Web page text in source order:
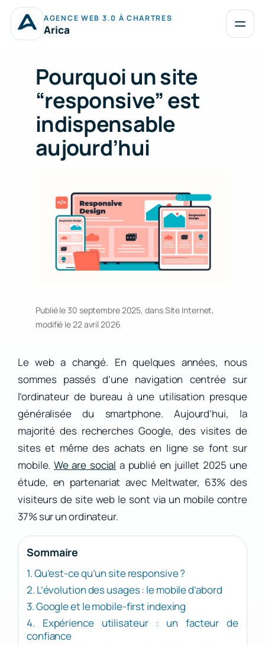
Aller
contenu
AGENCE WEB 3.0 À CHARTRES
Arica
Ouvrir
Pourquoi un site
“responsive” est
indispensable
aujourd’hui
Publié le 30 septembre 2025, dansSite Internet,
modifié le 22 avril 2026
Le web a changé. En quelques années, nous
sommes passés d’une navigation centrée sur
l’ordinateur de bureau à une utilisation presque
généralisée du smartphone. Aujourd’hui, la
majorité des recherches Google, des visites de
sites et même des achats en ligne se font sur
mobile. We are social a publié en juillet 2025 une
étude, en partenariat avec Meltwater, 63% des
visiteurs de site web le sont via un mobile contre
37% sur un ordinateur.
Sommaire
1. Qu’est-ce qu’un site responsive ?
2. L’évolution des usages : le mobile d’abord
3. Google et le mobile-first indexing
4. Expérience utilisateur : un facteur de
confiance